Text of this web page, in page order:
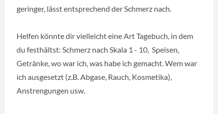
geringer, lässt entsprechend der Schmerz nach.
Helfen könnte dir vielleicht eine Art Tagebuch, in dem
du festhältst: Schmerz nach Skala 1 - 10, Speisen,
Getränke, wo war ich, was habe ich gemacht. Wem war
ich ausgesetzt (z.B. Abgase, Rauch, Kosmetika),
Anstrengungen usw.